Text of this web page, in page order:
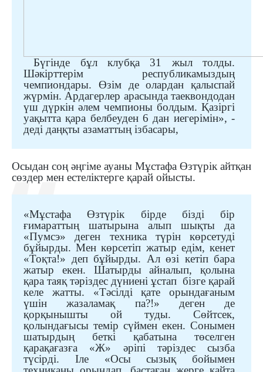
Бүгінде бұл клубқа 31 жыл толды.
Шәкірттерім республикамыздың
чемпиондары. Өзім де олардан қалыспай
жүрмін. Ардагерлер арасында таеквондодан
үш дүркін әлем чемпионы болдым. Қазіргі
уақытта қара белбеуден 6 дан иегерімін», -
деді даңқты азаматтың ізбасары,
Осыдан соң әңгіме ауаны Мұстафа Өзтүрік айтқан
сөздер мен естеліктерге қарай ойысты.
«Мұстафа Өзтүрік бірде бізді бір
ғимараттың шатырына алып шықты да
«Пумсэ» деген техника түрін көрсетуді
бұйырды.Мен көрсетіп жатыр едім, кенет
«Тоқта!» деп бұйырды. Ал өзі кетіп бара
жатыр екен. Шатырды айналып, қолына
қара таяқ тәріздес дүниені ұстап бізге қарай
келе жатты. «Тәсілді қате орындағаным
үшін жазаламақ па?!» деген де
қорқынышты ой туды. Сөйтсек,
қолындағысы темір сүймен екен. Сонымен
шатырдың беткі қабатына төселген
қарақағазға «Ж» әріпі тәріздес сызба
түсірді. Іле «Осы сызық бойымен